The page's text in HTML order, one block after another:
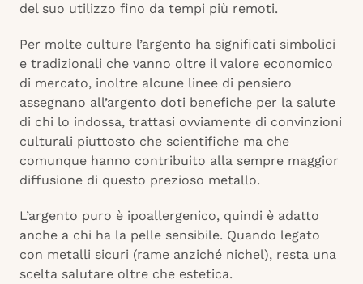
del suo utilizzo fino da tempi più remoti.
Per molte culture l’argento ha significati simbolici
e tradizionali che vanno oltre il valore economico
di mercato, inoltre alcune linee di pensiero
assegnano all’argento doti benefiche per la salute
di chi lo indossa, trattasi ovviamente di convinzioni
culturali piuttosto che scientifiche ma che
comunque hanno contribuito alla sempre maggior
diffusione di questo prezioso metallo.
L’argento puro è ipoallergenico, quindi è adatto
anche a chi ha la pelle sensibile. Quando legato
con metalli sicuri (rame anziché nichel), resta una
scelta salutare oltre che estetica.